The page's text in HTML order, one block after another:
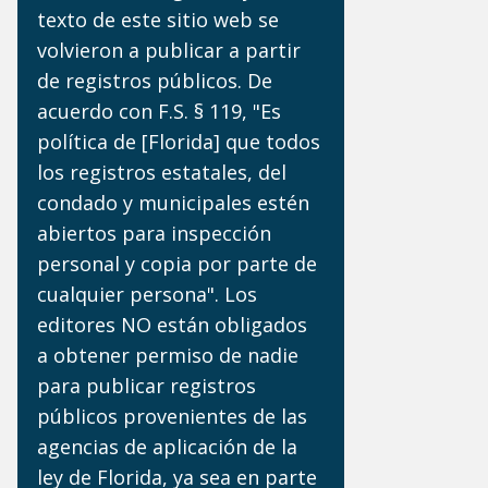
texto de este sitio web se
volvieron a publicar a partir
de registros públicos. De
acuerdo con F.S. § 119, "Es
política de [Florida] que todos
los registros estatales, del
condado y municipales estén
abiertos para inspección
personal y copia por parte de
cualquier persona". Los
editores NO están obligados
a obtener permiso de nadie
para publicar registros
públicos provenientes de las
agencias de aplicación de la
ley de Florida, ya sea en parte